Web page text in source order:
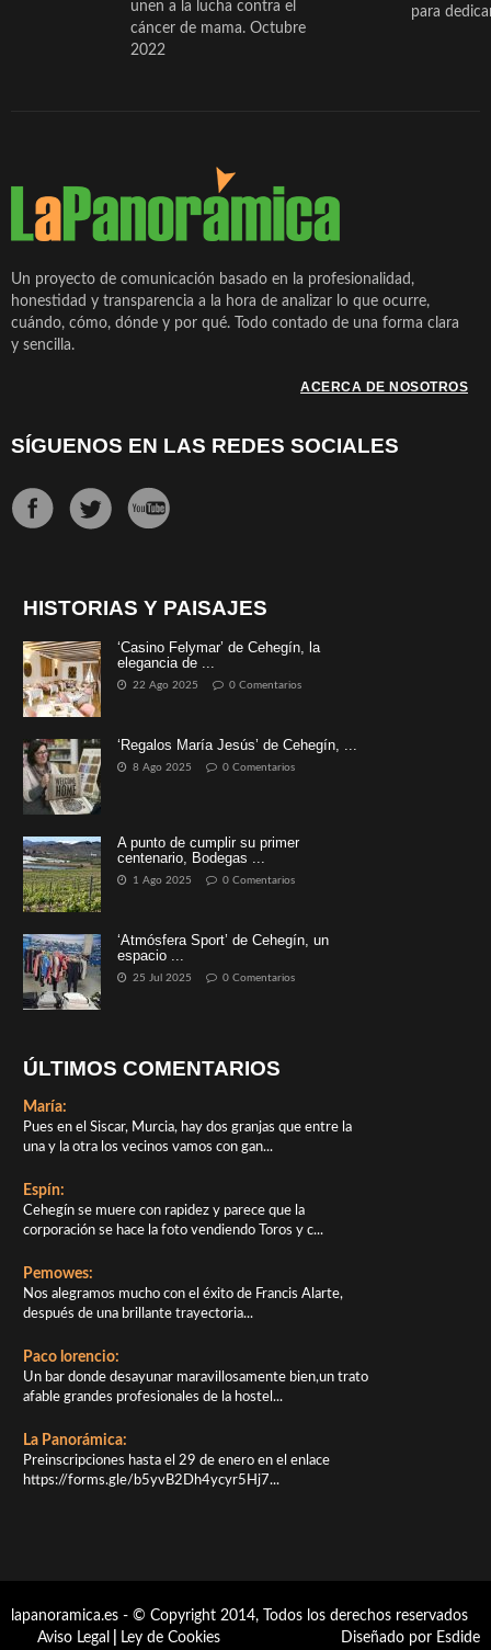
unen a la lucha contra el
cáncer de mama. Octubre
2022
para
Un proyecto de comunicación basado en la profesionalidad,
honestidad y transparencia a la hora de analizar lo que ocurre,
cuándo, cómo, dónde y por qué. Todo contado de una forma clara
y sencilla.
ACERCA DE NOSOTROS
SÍGUENOS EN LAS REDES SOCIALES
HISTORIAS Y PAISAJES
‘Casino Felymar’ de Cehegín, la
elegancia de ...
22 Ago 2025 0 Comentarios
‘Regalos María Jesús’ de Cehegín, ...
8 Ago 2025 0 Comentarios
A punto de cumplir su primer
centenario, Bodegas ...
1 Ago 2025 0 Comentarios
‘Atmósfera Sport’ de Cehegín, un
espacio ...
25 Jul 2025 0 Comentarios
ÚLTIMOS COMENTARIOS
María:
Pues en el Siscar, Murcia, hay dos granjas que entre la
una y la otra los vecinos vamos con gan...
Espín:
Cehegín se muere con rapidez y parece que la
corporación se hace la foto vendiendo Toros y c...
Pemowes:
Nos alegramos mucho con el éxito de Francis Alarte,
después de una brillante trayectoria...
Paco lorencio:
Un bar donde desayunar maravillosamente bien,un trato
afable grandes profesionales de la hostel...
La Panorámica:
Preinscripciones hasta el 29 de enero en el enlace
https://forms.gle/b5yvB2Dh4ycyr5Hj7...
lapanoramica.es - © Copyright 2014, Todos los derechos reservados
Aviso Legal
Ley de Cookies Diseñado por Esdide